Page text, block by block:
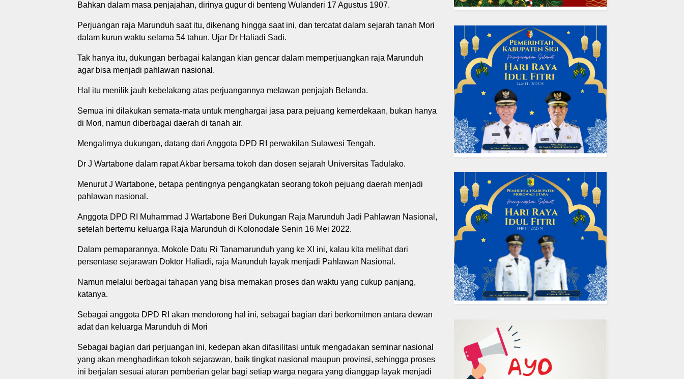
Bahkan dalam masa penjajahan, dirinya gugur di benteng Wulanderi 17 Agustus 1907.
Perjuangan raja Marunduh saat itu, dikenang hingga saat ini, dan tercatat dalam sejarah tanah Mori
dalam kurun waktu selama 54 tahun. Ujar Dr Haliadi Sadi.
Tak hanya itu, dukungan berbagai kalangan kian gencar dalam memperjuangkan raja Marunduh
agar bisa menjadi pahlawan nasional.
Hal itu menilik jauh kebelakang atas perjuangannya melawan penjajah Belanda.
Semua ini dilakukan semata-mata untuk menghargai jasa para pejuang kemerdekaan, bukan hanya
di Mori, namun diberbagai daerah di tanah air.
Mengalirnya dukungan, datang dari Anggota DPD RI perwakilan Sulawesi Tengah.
Dr J Wartabone dalam rapat Akbar bersama tokoh dan dosen sejarah Universitas Tadulako.
Menurut J Wartabone, betapa pentingnya pengangkatan seorang tokoh pejuang daerah menjadi
pahlawan nasional.
Anggota DPD RI Muhammad J Wartabone Beri Dukungan Raja Marunduh Jadi Pahlawan Nasional,
setelah bertemu keluarga Raja Marunduh di Kolonodale Senin 16 Mei 2022.
Dalam pemaparannya, Mokole Datu Ri Tanamarunduh yang ke XI ini, kalau kita melihat dari
persentase sejarawan Doktor Haliadi, raja Marunduh layak menjadi Pahlawan Nasional.
Namun melalui berbagai tahapan yang bisa memakan proses dan waktu yang cukup panjang,
katanya.
Sebagai anggota DPD RI akan mendorong hal ini, sebagai bagian dari berkomitmen antara dewan
adat dan keluarga Marunduh di Mori
Sebagai bagian dari perjuangan ini, kedepan akan difasilitasi untuk mengadakan seminar nasional
yang akan menghadirkan tokoh sejarawan, baik tingkat nasional maupun provinsi, sehingga proses
ini berjalan sesuai aturan pemberian gelar bagi setiap warga negara yang dianggap layak menjadi